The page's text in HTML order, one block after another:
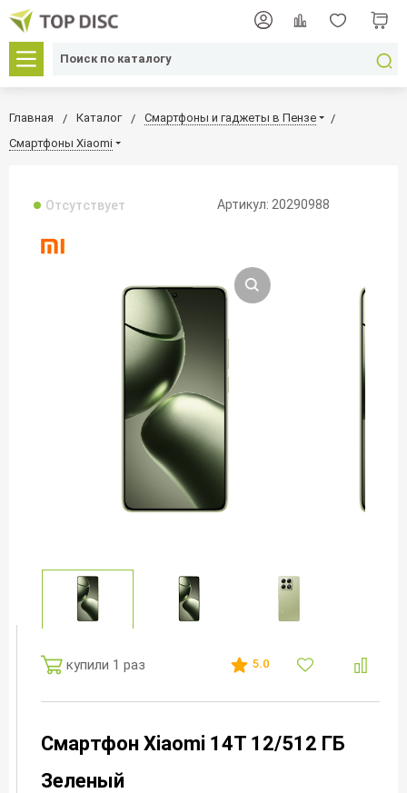
Главная Каталог
Смартфоны и гаджеты в Пензе
Смартфоны Xiaomi
Отсутствует Артикул: 20290988
купили 1 раз 5.0
Смартфон Xiaomi 14T 12/512 ГБ
Зеленый